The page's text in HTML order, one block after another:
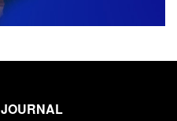
JOURNAL